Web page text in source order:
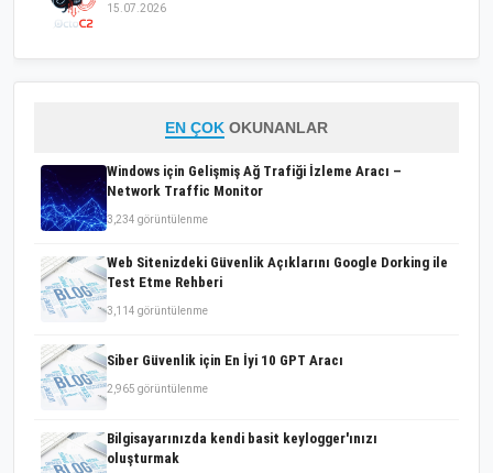
15.07.2026
EN ÇOK OKUNANLAR
Windows için Gelişmiş Ağ Trafiği İzleme Aracı –
Network Traffic Monitor
3,234 görüntülenme
Web Sitenizdeki Güvenlik Açıklarını Google Dorking ile
Test Etme Rehberi
3,114 görüntülenme
Siber Güvenlik için En İyi 10 GPT Aracı
2,965 görüntülenme
Bilgisayarınızda kendi basit keylogger'ınızı
oluşturmak